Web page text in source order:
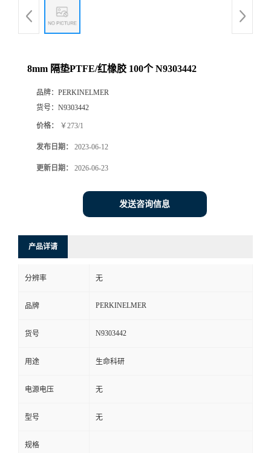
8mm 隔垫PTFE/红橡胶 100个 N9303442
品牌： PERKINELMER
货号： N9303442
价格： ￥273/1
发布日期： 2023-06-12
更新日期： 2026-06-23
发送咨询信息
产品详请
分辨率 无
品牌 PERKINELMER
货号 N9303442
用途 生命科研
电源电压 无
型号 无
规格